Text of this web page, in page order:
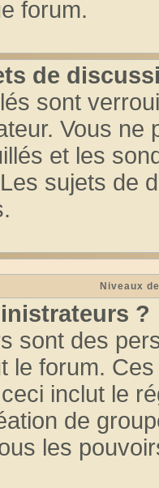
forum.
de
sont
Vous
et les
sujets de
Niveaux
?
sont des
le forum.
inclut le
de
les